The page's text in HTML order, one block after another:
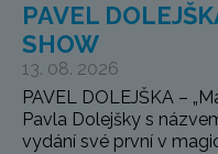
PAVEL
SHOW
13. 08. 2026
PAVEL DOLEJŠKA –
Pavla Dolejšky s
vydání své první v